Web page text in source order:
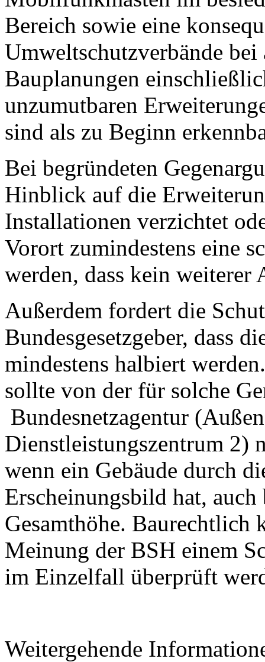
Bereich sowie eine
Umweltschutzverbände
Bauplanungen
unzumutbaren
sind als zu Beginn
Bei begründeten
Hinblick auf die
Installationen verzichtet
Vorort zumindestens eine
werden, dass kein weiterer
Außerdem fordert die
Bundesgesetzgeber, dass
mindestens halbiert
sollte von der für solche
Bundesnetzagentur
Dienstleistungszentrum 2)
wenn ein Gebäude durch
Erscheinungsbild hat,
Gesamthöhe. Baurechtlich
Meinung der BSH einem
im Einzelfall überprüft
Weitergehende